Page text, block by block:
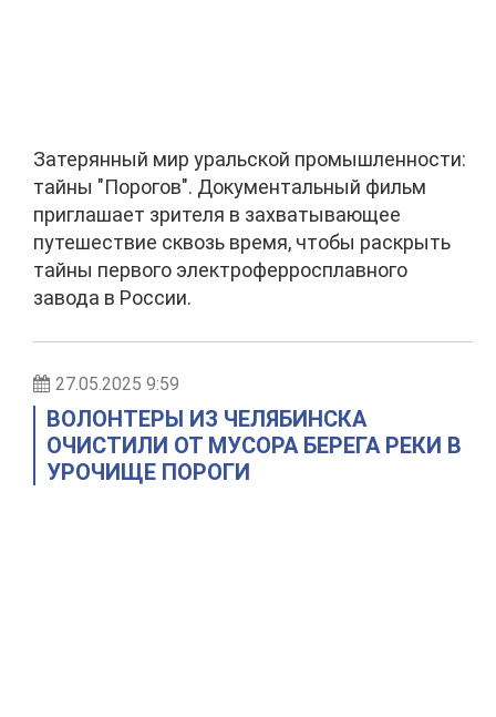
Затерянный мир уральской промышленности:
тайны "Порогов". Документальный фильм
приглашает зрителя в захватывающее
путешествие сквозь время, чтобы раскрыть
тайны первого электроферросплавного
завода в России.
27.05.2025 9:59
ВОЛОНТЕРЫ ИЗ ЧЕЛЯБИНСКА
ОЧИСТИЛИ ОТ МУСОРА БЕРЕГА РЕКИ В
УРОЧИЩЕ ПОРОГИ